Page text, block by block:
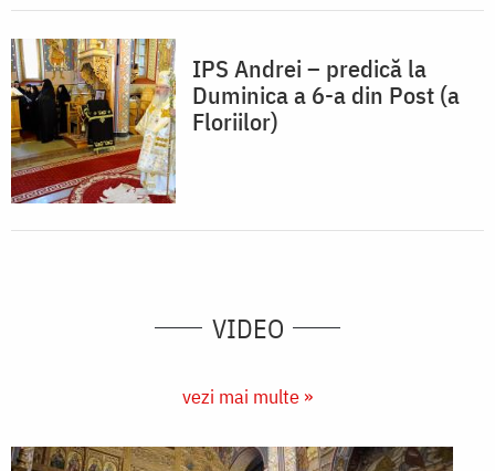
IPS Andrei – predică la
Duminica a 6-a din Post (a
Floriilor)
VIDEO
vezi mai multe »